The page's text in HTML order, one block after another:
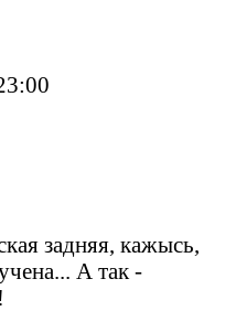
задняя, кажысь,
А так -